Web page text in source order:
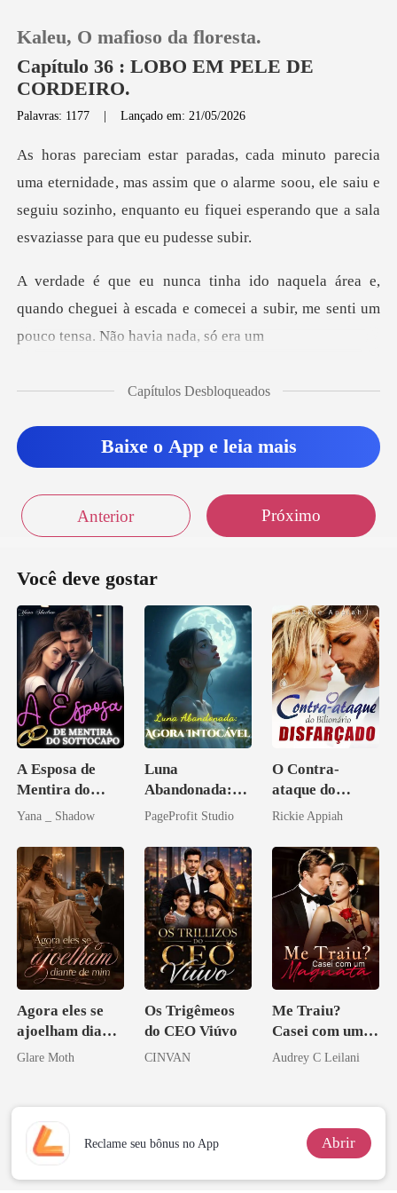
Loja
Histórico
Sair
Baixar App
Kaleu, O mafioso da floresta.
Capítulo 36 : LOBO EM PELE DE
CORDEIRO.
Palavras: 1177 |Lançado em: 21/05/2026
, mas assim que o alarme soou, ele saiu e
seguiu sozinho, enquanto
e,
quando cheguei à escada e comecei a subir, me
Capítulos Desbloqueados
Baixe o App e leia mais
Anterior Próximo
Você deve gostar
A Esposa de
Mentira do
Sottocapo
Yana _ Shadow
Luna
Abandonada:
Agora Intocável
PageProfit Studio
O Contra-
ataque do
Bilionário
Rickie Appiah
Agora eles se
ajoelham diante
de mim
Glare Moth
Os Trigêmeos
do CEO Viúvo
CINVAN
Me Traiu?
Casei com um
Magnata
Audrey C Leilani
Reclame seu bônus no App Abrir